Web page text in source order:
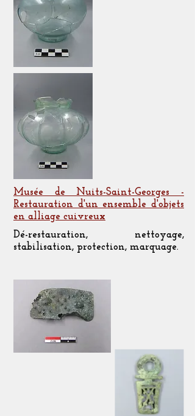
Musée de Nuits-Saint-Georges -
Restauration d'un ensemble d'objets
en alliage cuivreux
Dé-restauration, nettoyage,
stabilisation, protection, marquage.